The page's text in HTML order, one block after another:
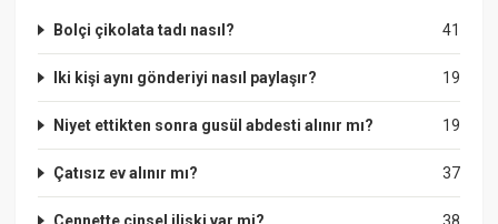
41
Bolçi çikolata tadı nasıl?
19
Iki kişi aynı gönderiyi nasıl paylaşır?
19
Niyet ettikten sonra gusül abdesti alınır mı?
37
Çatısız ev alınır mı?
38
Cennette cinsel iliski var mi?